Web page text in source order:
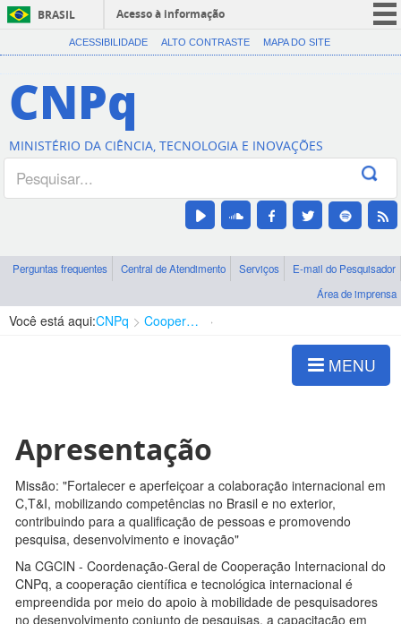
BRASIL
Acesso à informação
CORONAVÍRUS (COVID-19)
Canais
ACESSIBILIDADE ALTO CONTRASTE MAPA DO SITE
CNPq
MINISTÉRIO DA CIÊNCIA, TECNOLOGIA E INOVAÇÕES
Perguntas frequentes Central de Atendimento Serviços
E-mail do Pesquisador
Área de imprensa
Você está aqui:CNPq Cooperação Internacional
MENU
Apresentação
Missão: "Fortalecer e aperfeiçoar a colaboração internacional em
C,T&I, mobilizando competências no Brasil e no exterior,
contribuindo para a qualificação de pessoas e promovendo
pesquisa, desenvolvimento e inovação"
Na CGCIN - Coordenação-Geral de Cooperação Internacional do
CNPq, a cooperação científica e tecnológica internacional é
empreendida por meio do apoio à mobilidade de pesquisadores
no desenvolvimento conjunto de pesquisas, a capacitação em